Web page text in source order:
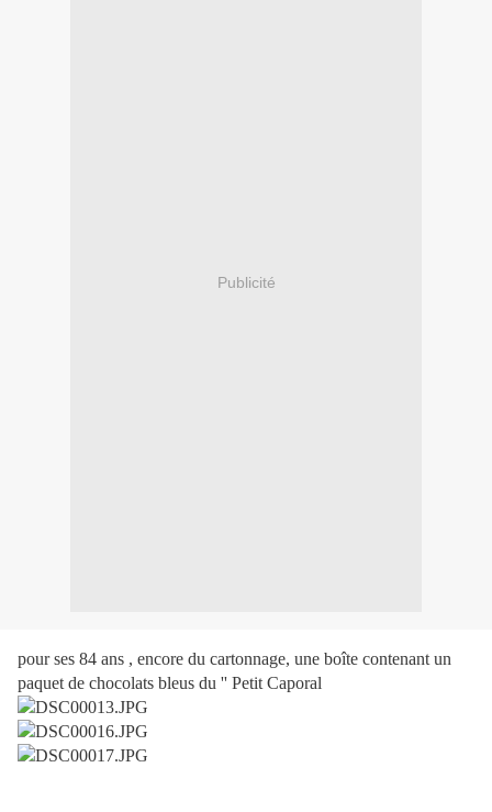
Publicité
pour ses 84 ans , encore du cartonnage, une boîte contenant un
paquet de chocolats bleus du '' Petit Caporal